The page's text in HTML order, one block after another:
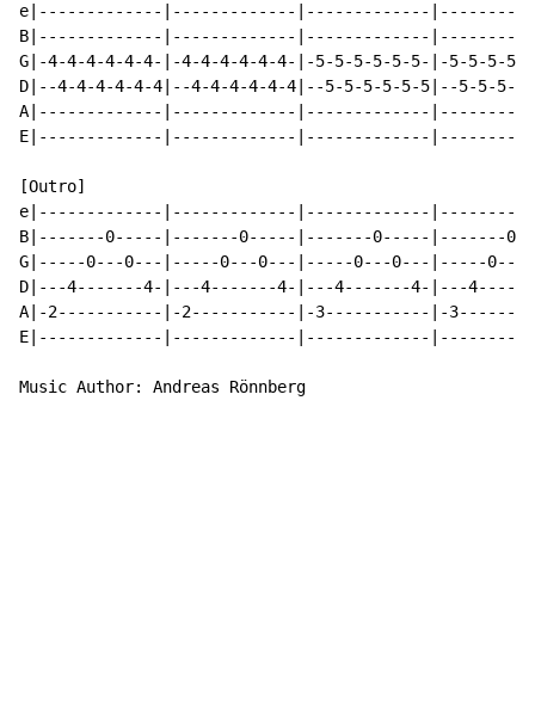
e|-------------|-------------|-------------
B|-------------|-------------|-------------
G|-4-4-4-4-4-4-|-4-4-4-4-4-4-|-5-5-5-5-5-5-|-5-5-5-5-
D|--4-4-4-4-4-4|--4-4-4-4-4-4|--5-5-5-5-5-5|--5-5-5-
A|-------------|-------------|-------------
E|-------------|-------------|-------------
[Outro]
e|-------------|-------------|-------------
B|-------0-----|-------0-----|-------0-----|-------
G|-----0---0---|-----0---0---|-----0---0---|-----0---
D|---4-------4-|---4-------4-|---4-------4-|---
A|-2-----------|-2-----------|-3-----------|-
E|-------------|-------------|-------------
Music Author: Andreas Rönnberg